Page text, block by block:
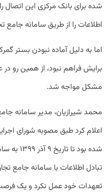
اطلاعات را از طریق سامانه جامع
اما به دلیل آماده نبودن بستر
مشکل مواجه شد.
محمد شیرازیان، مدیر سامانه
اعلام کرد طبق مصوبه شورای
شده بود
تبادل اطلاعات با سامانه جامع
تعهدات خود عمل نکرد و یک فرصت